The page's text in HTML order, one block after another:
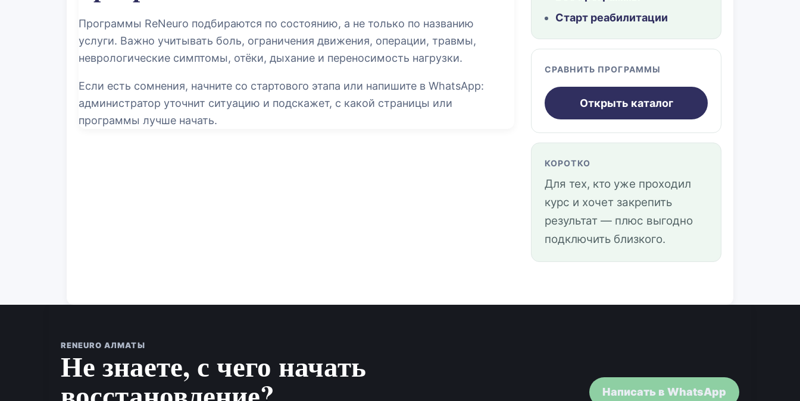
Программы ReNeuro подбираются по состоянию, а не только по названию
услуги. Важно учитывать боль, ограничения движения, операции, травмы,
неврологические симптомы, отёки, дыхание и переносимость нагрузки.
Если есть сомнения, начните со стартового этапа или напишите в WhatsApp:
администратор уточнит ситуацию и подскажет, с какой страницы или
программы лучше начать.
Старт реабилитации
СРАВНИТЬ ПРОГРАММЫ
Открыть каталог
КОРОТКО
Для тех, кто уже проходил
курс и хочет закрепить
результат — плюс выгодно
подключить близкого.
RENEURO АЛМАТЫ
Не знаете, с чего начать
Написать в WhatsApp